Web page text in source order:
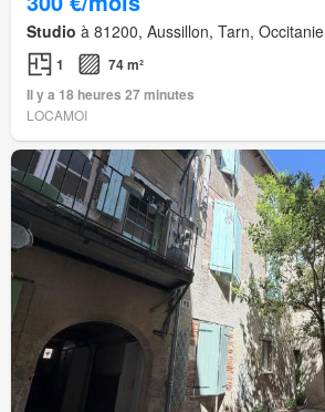
Studio à 81200, Aussillon, Tarn, Occitanie
1
74 m²
Il y a 18 heures 27 minutes
LOCAMOI